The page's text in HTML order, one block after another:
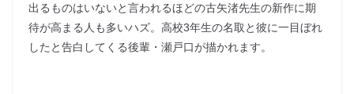
出るものはいないと言われるほどの古矢渚先生の新作に期
待が高まる人も多いハズ。高校3年生の名取と彼に一目ぼれ
したと告白してくる後輩・瀬戸口が描かれます。